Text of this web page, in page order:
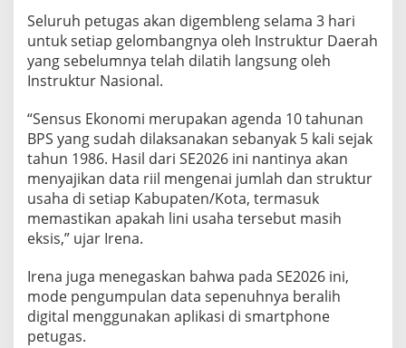
n
g
a
n
s
u
s
k
o
m
2
0
Seluruh petugas akan digembleng selama 3 hari
untuk setiap gelombangnya oleh Instruktur Daerah
yang sebelumnya telah dilatih langsung oleh
Instruktur Nasional.
“Sensus Ekonomi merupakan agenda 10 tahunan
BPS yang sudah dilaksanakan sebanyak 5 kali sejak
tahun 1986. Hasil dari SE2026 ini nantinya akan
menyajikan data riil mengenai jumlah dan struktur
usaha di setiap Kabupaten/Kota, termasuk
memastikan apakah lini usaha tersebut masih
eksis,” ujar Irena.
Irena juga menegaskan bahwa pada SE2026 ini,
mode pengumpulan data sepenuhnya beralih
digital menggunakan aplikasi di smartphone
petugas.